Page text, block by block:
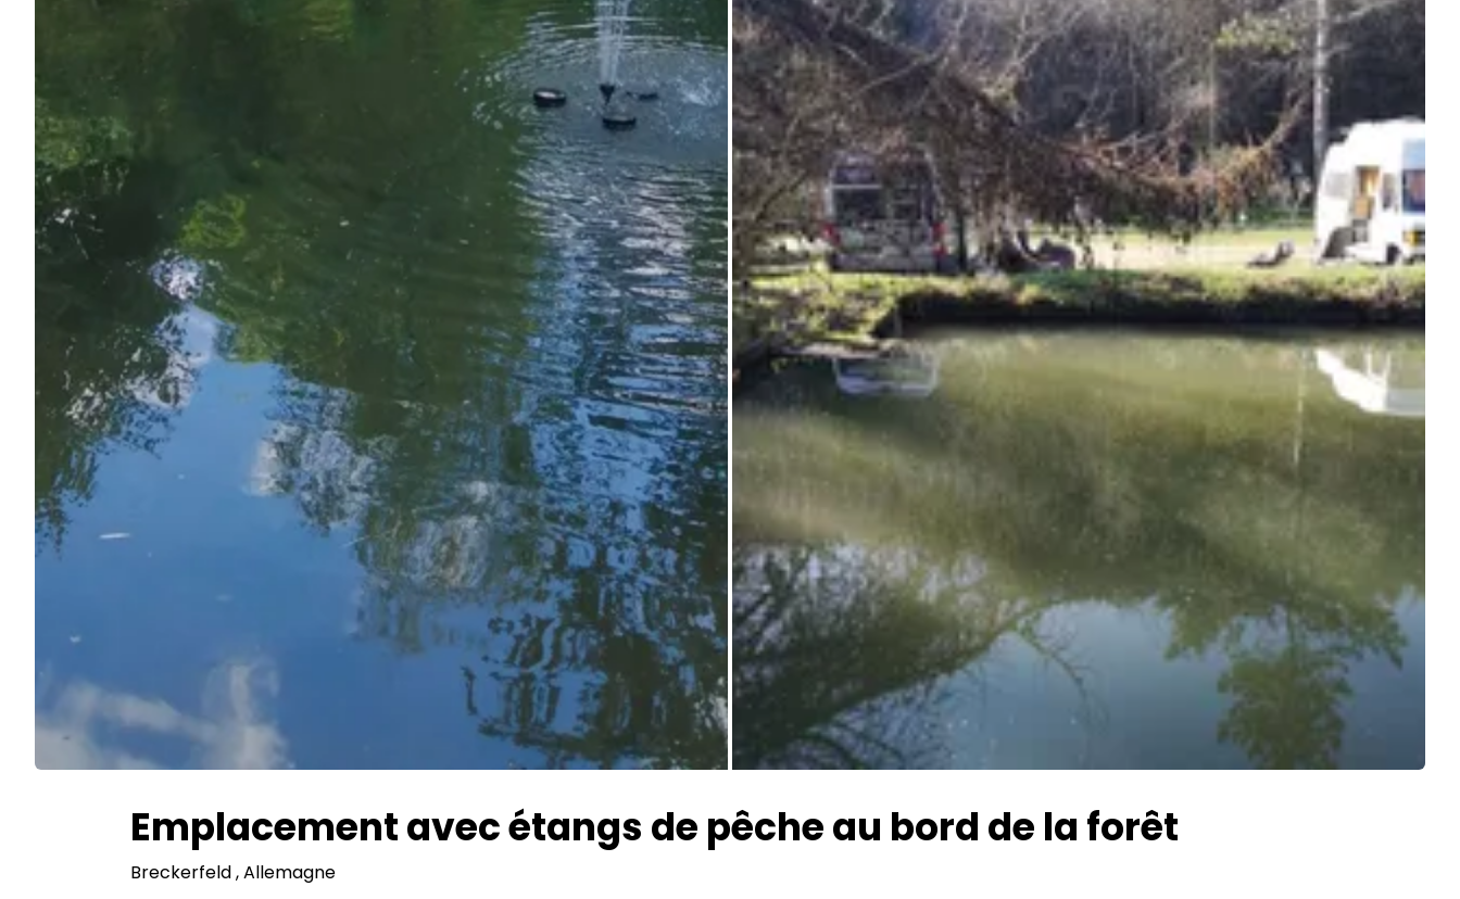
Emplacement avec étangs de pêche au bord de la forêt
Breckerfeld, Allemagne